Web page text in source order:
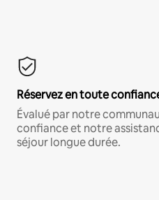
Réservez en toute
Évalué par notre
confiance et notre
séjour longue durée.